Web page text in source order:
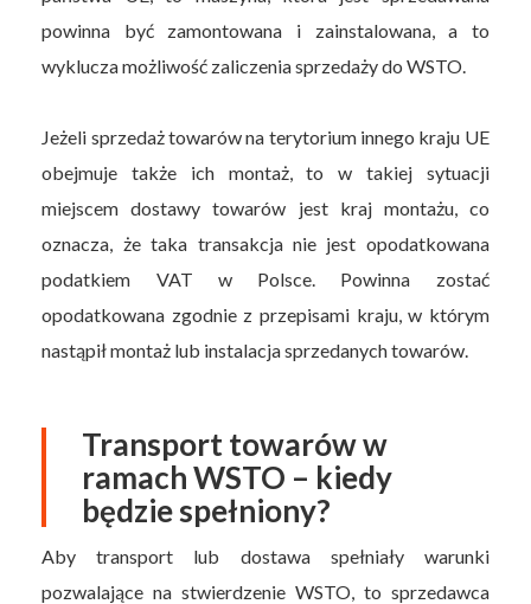
powinna być zamontowana i zainstalowana, a to
wyklucza możliwość zaliczenia sprzedaży do WSTO.
Jeżeli sprzedaż towarów na terytorium innego kraju UE
obejmuje także ich montaż, to w takiej sytuacji
miejscem dostawy towarów jest kraj montażu, co
oznacza, że taka transakcja nie jest opodatkowana
podatkiem VAT w Polsce. Powinna zostać
opodatkowana zgodnie z przepisami kraju, w którym
nastąpił montaż lub instalacja sprzedanych towarów.
Transport towarów w
ramach WSTO – kiedy
będzie spełniony?
Aby transport lub dostawa spełniały warunki
pozwalające na stwierdzenie WSTO, to sprzedawca